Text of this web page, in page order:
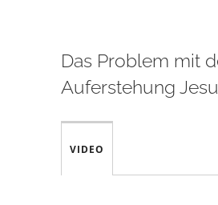
Das Problem mit
Auferstehung Jesu
VIDEO